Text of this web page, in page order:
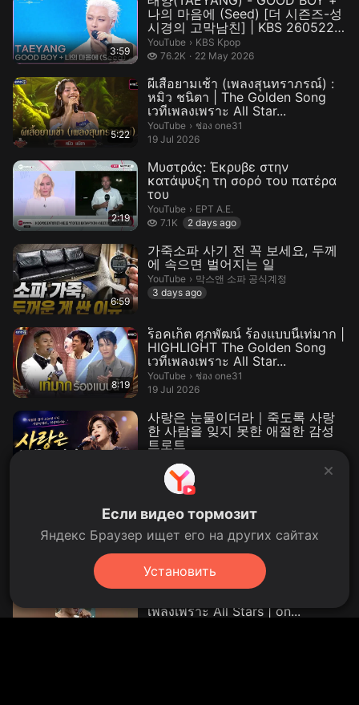
3:59
나의 마음에 (Seed) [더 시즌즈-성
시경의 고막남친] | KBS 260522
방송
YouTube › KBS Kpop.
KBS Kpop
76.2K
76.2 thousand views
22 May 2026
5:22
ผีเสื้อยามเช้า (เพลงสุนทราภรณ์) :
หมิว ชนิตา | The Golden Song
เวทีเพลงเพราะ All Star...
YouTube › ช่อง one31.
ช่อง one31
19 Jul 2026
2:19
Μυστράς: Έκρυβε στην
κατάψυξη τη σορό του πατέρα
του
YouTube › ΕΡΤ Α.Ε..
ΕΡΤ Α.Ε.
7.1K
7.1 thousand views
2 days ago
6:59
가죽소파 사기 전 꼭 보세요, 두께
에 속으면 벌어지는 일
YouTube › 막스앤 소파 공식계정.
막스앤 소파 공식계정
3 days ago
8:19
ร็อคเก็ต ศุภพัฒน์ ร้องแบบนี้เท่มาก |
HIGHLIGHT The Golden Song
เวทีเพลงเพราะ All Star...
YouTube › ช่อง one31.
ช่อง one31
19 Jul 2026
사랑은 눈물이더라｜죽도록 사랑
한 사람을 잊지 못한 애절한 감성
트로트
3 days ago
1:51
합 들고나온 bhc 근황 / 14F
9.9K
9.9 thousand views
yesterday
กลกามแห่งความรัก : โลตัส สุกันยา
เพลงเพราะ All Stars | on...
Если видео тормозит
Яндекс Браузер ищет его на других сайтах
Установить